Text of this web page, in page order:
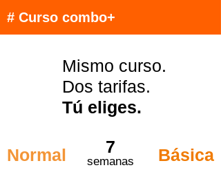
# Curso combo+
Mismo curso.
Dos tarifas.
Tú eliges.
Normal 7
semanas
Básica